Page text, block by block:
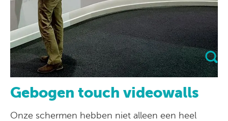
Gebogen touch videowalls
Onze schermen hebben niet alleen een heel